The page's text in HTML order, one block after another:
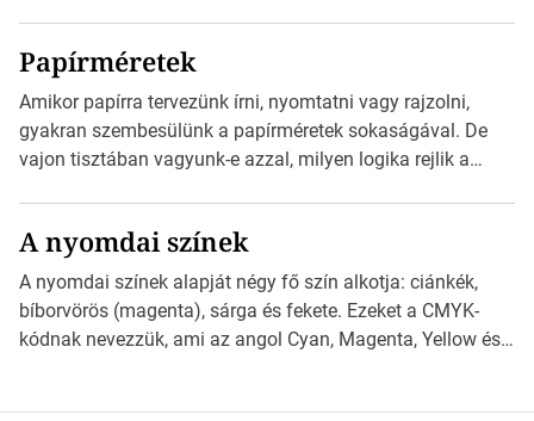
Illustratorban készült vektorgrafika. *Hirdetés Minden
esetben konzultáljunk a nyomdával, mielőtt elkezdjük a
nyomdai előkészítést!Nehogy az elkészült munka után
derüljön ki, hogy valamit másképp kellett volna csinálni! […]
Papírméretek
Amikor papírra tervezünk írni, nyomtatni vagy rajzolni,
gyakran szembesülünk a papírméretek sokaságával. De
vajon tisztában vagyunk-e azzal, milyen logika rejlik a
*Hirdetés Ebben a cikkben a papírméretek izgalmas
világába kalauzolunk el téged, hogy jobban megértsd,
milyen szempontok alapján érdemes választanod a
jövőben. Bevezetés a papírméretek világába A […]
A nyomdai színek
A nyomdai színek alapját négy fő szín alkotja: ciánkék,
bíborvörös (magenta), sárga és fekete. Ezeket a CMYK-
kódnak nevezzük, ami az angol Cyan, Magenta, Yellow és